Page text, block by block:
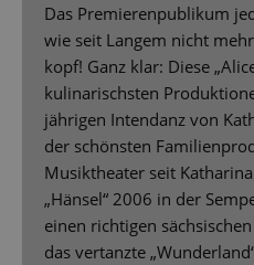
Das Premierenpublikum
wie seit Langem nicht
kopf! Ganz klar: Diese
kulinarischsten
jährigen Intendanz von
der schönsten
Musiktheater seit
„Hänsel“ 2006 in der
einen richtigen
das vertanzte